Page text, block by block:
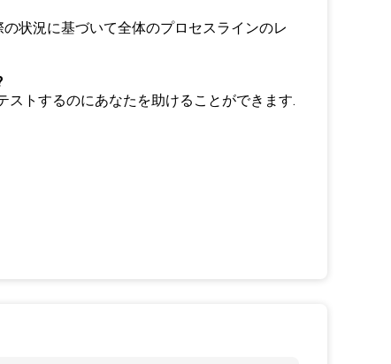
状況に基づいて全体のプロセスラインのレ
ストするのにあなたを助けることができます.